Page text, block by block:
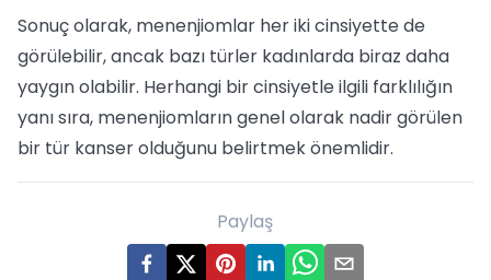
Sonuç olarak, menenjiomlar her iki cinsiyette de
görülebilir, ancak bazı türler kadınlarda biraz daha
yaygın olabilir. Herhangi bir cinsiyetle ilgili farklılığın
yanı sıra, menenjiomların genel olarak nadir görülen
bir tür kanser olduğunu belirtmek önemlidir.
Paylaş